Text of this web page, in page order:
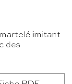
imitant
des